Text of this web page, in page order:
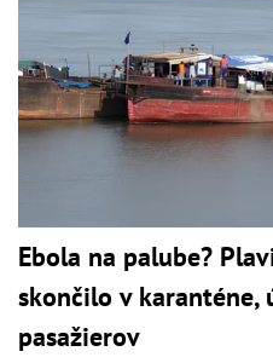
Ebola na palube?
skončilo v karanténe,
pasažierov